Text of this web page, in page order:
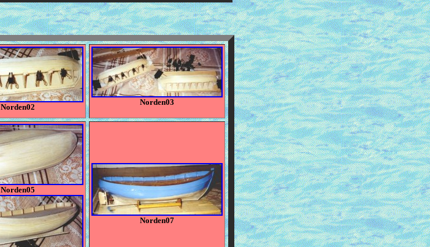
Norden02
Norden03
Norden05
Norden07